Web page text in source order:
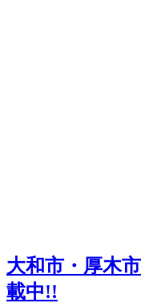
大和市・厚木
載中!!